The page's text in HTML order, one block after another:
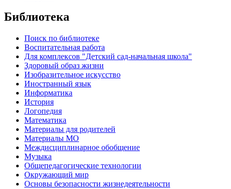
Библиотека
Поиск по библиотеке
Воспитательная работа
Для комплексов "Детский сад-начальная школа"
Здоровый образ жизни
Изобразительное искусство
Иностранный язык
Информатика
История
Логопедия
Математика
Материалы для родителей
Материалы МО
Междисциплинарное обобщение
Музыка
Общепедагогические технологии
Окружающий мир
Основы безопасности жизнедеятельности